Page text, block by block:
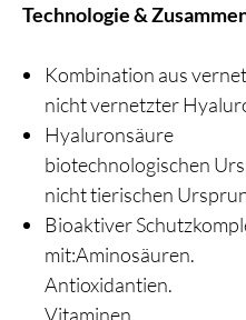
Technologie &
Kombination aus
nicht vernetzter
Hyaluronsäure
biotechnologischen
nicht tierischen
Bioaktiver
mit:Aminosäuren.
Antioxidantien.
Vitaminen.